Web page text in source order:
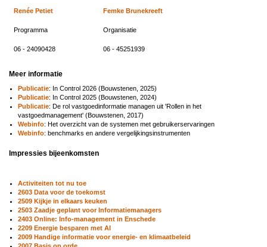
Renée Petiet Femke Brunekreeft
Programma Organisatie
06 - 24090428 06 - 45251939
Meer informatie
Publicatie: In Control 2026 (Bouwstenen, 2025)
Publicatie: In Control 2025 (Bouwstenen, 2024)
Publicatie: De rol vastgoedinformatie managen uit 'Rollen in het
vastgoedmanagement' (Bouwstenen, 2017)
Webinfo: Het overzicht van de systemen met gebruikerservaringen
Webinfo: benchmarks en andere vergelijkingsinstrumenten
Impressies bijeenkomsten
Activiteiten tot nu toe
2603 Data voor de toekomst
2509 Kijkje in elkaars keuken
2503 Zaadje geplant voor Informatiemanagers
2403 Online: Info-management in Enschede
2209 Energie besparen met AI
2009 Handige informatie voor energie- en klimaatbeleid